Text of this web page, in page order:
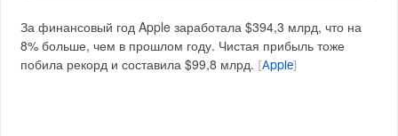
За финансовый год Apple заработала $394,3 млрд, что на
8% больше, чем в прошлом году. Чистая прибыль тоже
побила рекорд и составила $99,8 млрд.
[Apple